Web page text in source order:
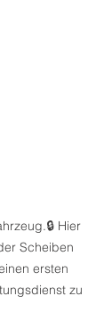
Hier
Scheiben
ersten
zu